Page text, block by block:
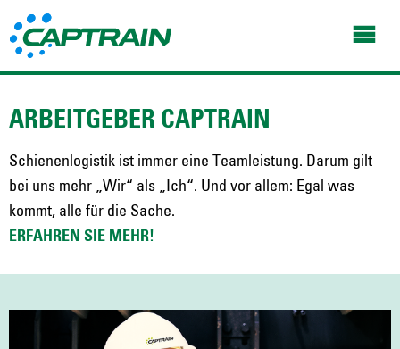
ARBEITGEBER CAPTRAIN
Schienenlogistik ist immer eine Teamleistung. Darum gilt
bei uns mehr „Wir“ als „Ich“. Und vor allem: Egal was
kommt, alle für die Sache.
ERFAHREN SIE MEHR!